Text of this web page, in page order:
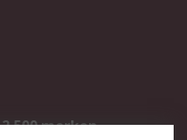
2.500 merken